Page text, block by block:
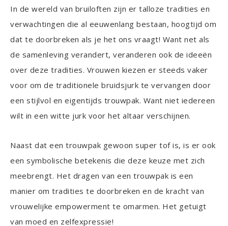
In de wereld van bruiloften zijn er talloze tradities en
verwachtingen die al eeuwenlang bestaan, hoogtijd om
dat te doorbreken als je het ons vraagt! Want net als
de samenleving verandert, veranderen ook de ideeën
over deze tradities. Vrouwen kiezen er steeds vaker
voor om de traditionele bruidsjurk te vervangen door
een stijlvol en eigentijds trouwpak. Want niet iedereen
wilt in een witte jurk voor het altaar verschijnen.
Naast dat een trouwpak gewoon super tof is, is er ook
een symbolische betekenis die deze keuze met zich
meebrengt. Het dragen van een trouwpak is een
manier om tradities te doorbreken en de kracht van
vrouwelijke empowerment te omarmen. Het getuigt
van moed en zelfexpressie!